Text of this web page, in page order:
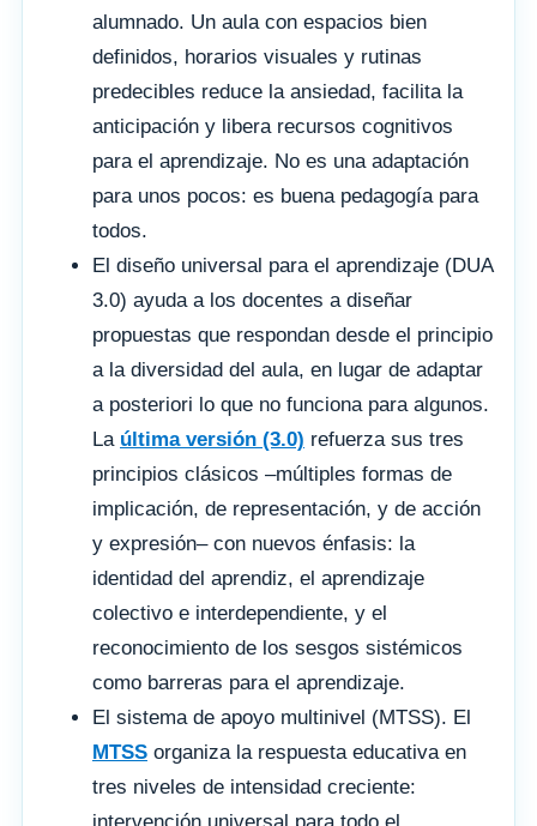
alumnado. Un aula con espacios bien
definidos, horarios visuales y rutinas
predecibles reduce la ansiedad, facilita la
anticipación y libera recursos cognitivos
para el aprendizaje. No es una adaptación
para unos pocos: es buena pedagogía para
todos.
El diseño universal para el aprendizaje (DUA
3.0) ayuda a los docentes a diseñar
propuestas que respondan desde el principio
a la diversidad del aula, en lugar de adaptar
a posteriori lo que no funciona para algunos.
La última versión (3.0) refuerza sus tres
principios clásicos –múltiples formas de
implicación, de representación, y de acción
y expresión– con nuevos énfasis: la
identidad del aprendiz, el aprendizaje
colectivo e interdependiente, y el
reconocimiento de los sesgos sistémicos
como barreras para el aprendizaje.
El sistema de apoyo multinivel (MTSS). El
MTSS organiza la respuesta educativa en
tres niveles de intensidad creciente:
intervención universal para todo el